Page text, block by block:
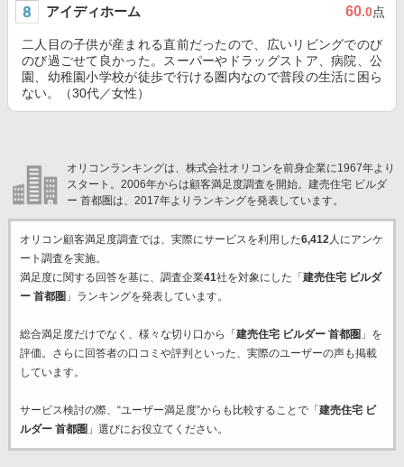
アイディホーム 60.0点
二人目の子供が産まれる直前だったので、広いリビングでのび
のび過ごせて良かった。スーパーやドラッグストア、病院、公
園、幼稚園小学校が徒歩で行ける圏内なので普段の生活に困ら
ない。（30代／女性）
オリコンランキングは、株式会社オリコンを前身企業に1967年より
スタート。2006年からは顧客満足度調査を開始。建売住宅 ビルダ
ー 首都圏は、2017年よりランキングを発表しています。
オリコン顧客満足度調査では、実際にサービスを利用した6,412人にアンケ
ート調査を実施。
満足度に関する回答を基に、調査企業41社を対象にした「 建売住宅 ビルダ
ー 首都圏 」ランキングを発表しています。
総合満足度だけでなく、様々な切り口から「 建売住宅 ビルダー 首都圏 」を
評価。さらに回答者の口コミや評判といった、実際のユーザーの声も掲載
しています。
サービス検討の際、“ユーザー満足度”からも比較することで「 建売住宅 ビ
ルダー 首都圏 」選びにお役立てください。